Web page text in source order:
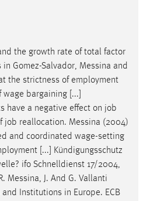
the growth rate of total factor
Gomez-Salvador, Messina and
the strictness of employment
bargaining [...]
have a negative effect on job
job reallocation. Messina (2004)
and coordinated wage-setting
[...] Kündigungsschutz
ifo Schnelldienst 17/2004,
Messina, J. And G. Vallanti
and Institutions in Europe. ECB